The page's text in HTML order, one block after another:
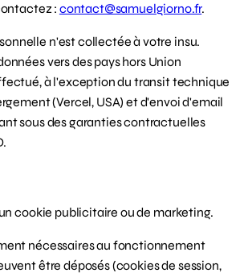
: contact@samuelgiorno.fr.
n'est collectée à votre insu.
vers des pays hors Union
à l'exception du transit technique
(Vercel, USA) et d'envoi d'email
sous des garanties contractuelles
cookie publicitaire ou de marketing.
nécessaires au fonctionnement
être déposés (cookies de session,